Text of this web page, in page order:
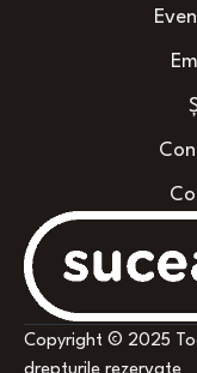
Copyright © 2025